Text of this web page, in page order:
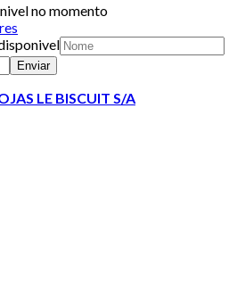
no momento
Enviar
LE BISCUIT S/A